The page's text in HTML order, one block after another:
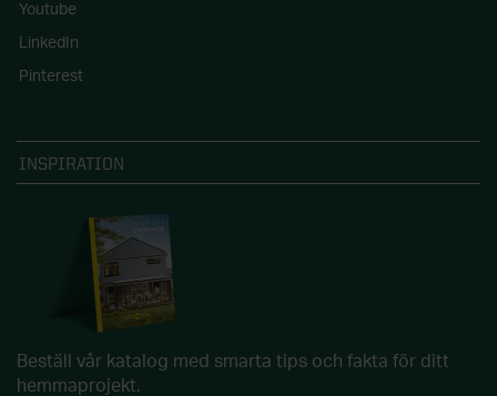
Youtube
LinkedIn
Pinterest
INSPIRATION
Beställ vår katalog med smarta tips och fakta för ditt
hemmaprojekt.